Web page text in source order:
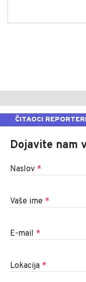
ČITAOCI REPORTERI
Dojavite nam
Naslov *
Vaše ime *
E-mail *
Lokacija *